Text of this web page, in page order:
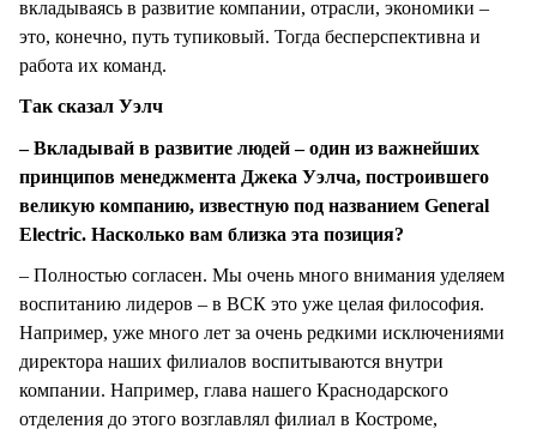
вкладываясь в развитие компании, отрасли, экономики –
это, конечно, путь тупиковый. Тогда бесперспективна и
работа их команд.
Так сказал Уэлч
– Вкладывай в развитие людей – один из важнейших
принципов менеджмента Джека Уэлча, построившего
великую компанию, известную под названием General
Electric. Насколько вам близка эта позиция?
– Полностью согласен. Мы очень много внимания уделяем
воспитанию лидеров – в ВСК это уже целая философия.
Например, уже много лет за очень редкими исключениями
директора наших филиалов воспитываются внутри
компании. Например, глава нашего Краснодарского
отделения до этого возглавлял филиал в Костроме,